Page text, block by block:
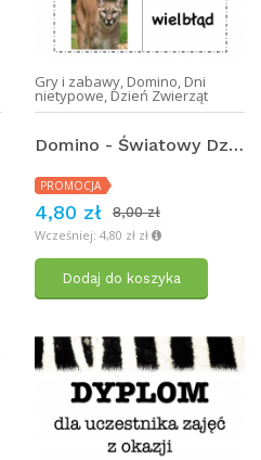
Gry i zabawy, Domino, Dni
nietypowe, Dzień Zwierząt
Domino - Światowy Dzień Zwierząt
PROMOCJA
4,80 zł
8,00 zł
Wcześniej: 4,80 zł zł
Dodaj do koszyka